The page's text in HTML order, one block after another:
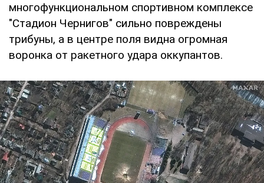
многофункциональном спортивном комплексе
"Стадион Чернигов" сильно повреждены
трибуны, а в центре поля видна огромная
воронка от ракетного удара оккупантов.